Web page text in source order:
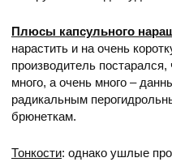
Плюсы капсульного
нарастить и на очень
производитель
много, а очень много –
радикальным
брюнеткам.
Тонкости: однако ушлые